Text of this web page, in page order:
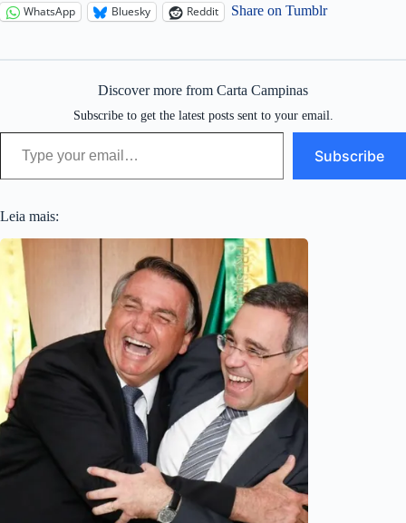
WhatsApp Bluesky Reddit Share on Tumblr
Discover more from Carta Campinas
Subscribe to get the latest posts sent to your email.
Type your email…
Subscribe
Leia mais: